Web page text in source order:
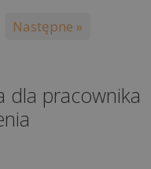
Następne »
dla pracownika